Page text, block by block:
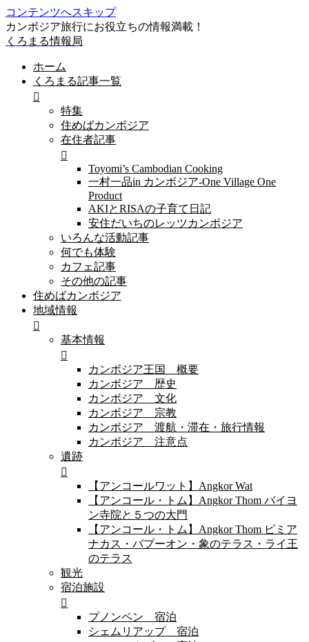
コンテンツへスキップ
カンボジア旅行にお役立ちの情報満載！
くろまる情報局
ホーム
くろまる記事一覧
特集
住めばカンボジア
在住者記事
Toyomi’s Cambodian Cooking
一村一品in カンボジア-One Village One
Product
AKIとRISAの子育て日記
安住だいちのレッツカンボジア
いろんな活動記事
何でも体験
カフェ記事
その他の記事
住めばカンボジア
地域情報
基本情報
カンボジア王国 概要
カンボジア 歴史
カンボジア 文化
カンボジア 宗教
カンボジア 渡航・滞在・旅行情報
カンボジア 注意点
遺跡
【アンコールワット】Angkor Wat
【アンコール・トム】Angkor Thom バイヨ
ン寺院と５つの大門
【アンコール・トム】Angkor Thom ピミア
ナカス・バプーオン・象のテラス・ライ王
のテラス
観光
宿泊施設
プノンペン 宿泊
シェムリアップ 宿泊